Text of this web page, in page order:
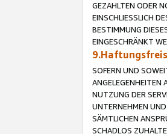
GEZAHLTEN ODER
EINSCHLIESSLICH
BESTIMMUNG
EINGESCHRÄNKT
SOFERN UND
ANGELEGENHEITEN
NUTZUNG DER
UNTERNEHMEN
SÄMTLICHEN
SCHADLOS